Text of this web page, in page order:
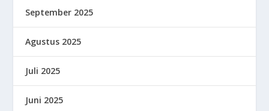
September 2025
Agustus 2025
Juli 2025
Juni 2025